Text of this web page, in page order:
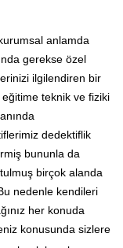
anlamda
gerekse özel
ilgilendiren bir
teknik ve fiziki
dedektiflik
bununla da
birçok alanda
nedenle kendileri
her konuda
konusunda sizlere